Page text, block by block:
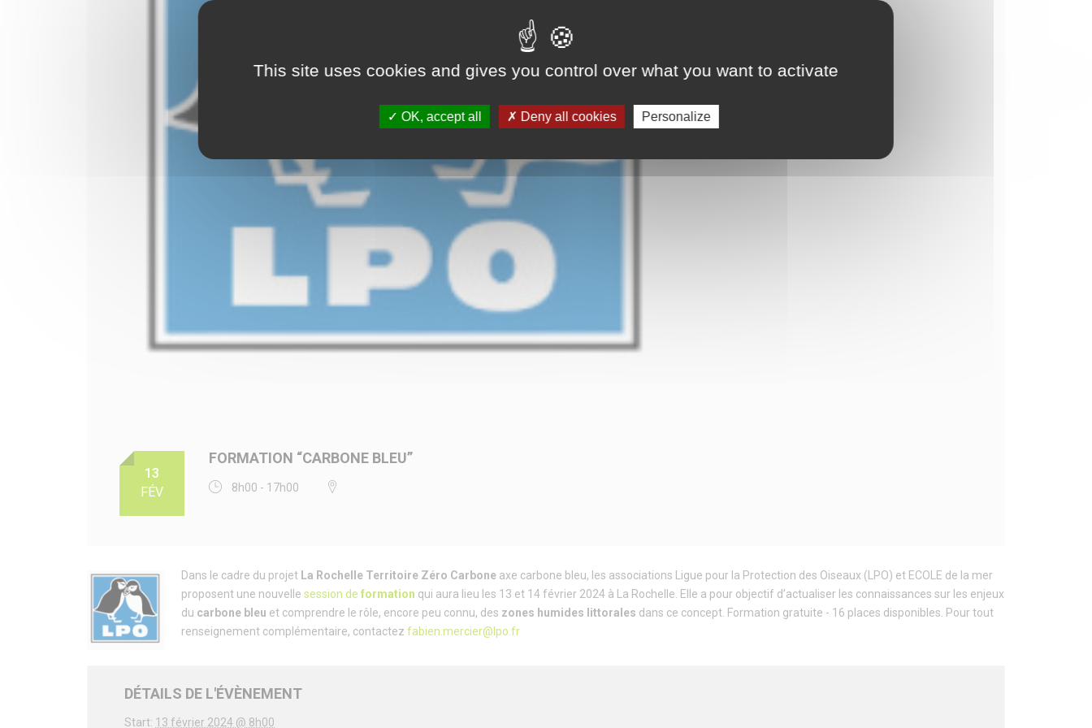
13
FÉV
FORMATION “CARBONE BLEU”
8h00 - 17h00
Dans le cadre du projet La Rochelle Territoire Zéro Carbone axe carbone bleu, les associations Ligue pour la Protection des Oiseaux (LPO) et ECOLE de la mer
proposent une nouvelle session de formation qui aura lieu les 13 et 14 février 2024 à La Rochelle. Elle a pour objectif d’actualiser les connaissances sur les enjeux
du carbone bleu et comprendre le rôle, encore peu connu, des zones humides littorales dans ce concept. Formation gratuite - 16 places disponibles. Pour tout
renseignement complémentaire, contactez fabien.mercier@lpo.fr
DÉTAILS DE L'ÉVÈNEMENT
Start: 13 février 2024 @ 8h00
This site uses cookies and gives you control over what you want to activate
OK, accept all Deny all cookies Personalize